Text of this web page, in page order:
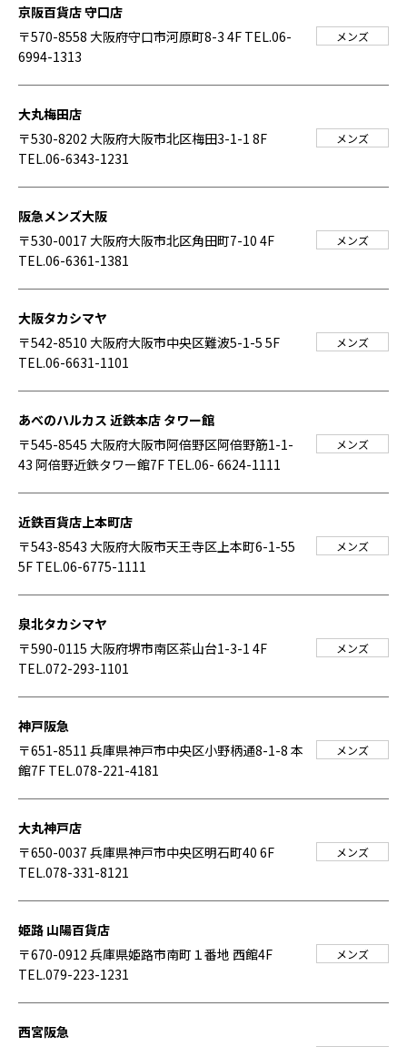
京阪百貨店 守口店
〒570-8558 大阪府守口市河原町8-3 4F TEL.06-
6994-1313
メンズ
大丸梅田店
〒530-8202 大阪府大阪市北区梅田3-1-1 8F
TEL.06-6343-1231
メンズ
阪急メンズ大阪
〒530-0017 大阪府大阪市北区角田町7-10 4F
TEL.06-6361-1381
メンズ
大阪タカシマヤ
〒542-8510 大阪府大阪市中央区難波5-1-5 5F
TEL.06-6631-1101
メンズ
あべのハルカス 近鉄本店 タワー館
〒545-8545 大阪府大阪市阿倍野区阿倍野筋1-1-
43 阿倍野近鉄タワー館7F TEL.06- 6624-1111
メンズ
近鉄百貨店上本町店
〒543-8543 大阪府大阪市天王寺区上本町6-1-55
5F TEL.06-6775-1111
メンズ
泉北タカシマヤ
〒590-0115 大阪府堺市南区茶山台1-3-1 4F
TEL.072-293-1101
メンズ
神戸阪急
〒651-8511 兵庫県神戸市中央区小野柄通8-1-8 本
館7F TEL.078-221-4181
メンズ
大丸神戸店
〒650-0037 兵庫県神戸市中央区明石町40 6F
TEL.078-331-8121
メンズ
姫路 山陽百貨店
〒670-0912 兵庫県姫路市南町１番地 西館4F
TEL.079-223-1231
メンズ
西宮阪急